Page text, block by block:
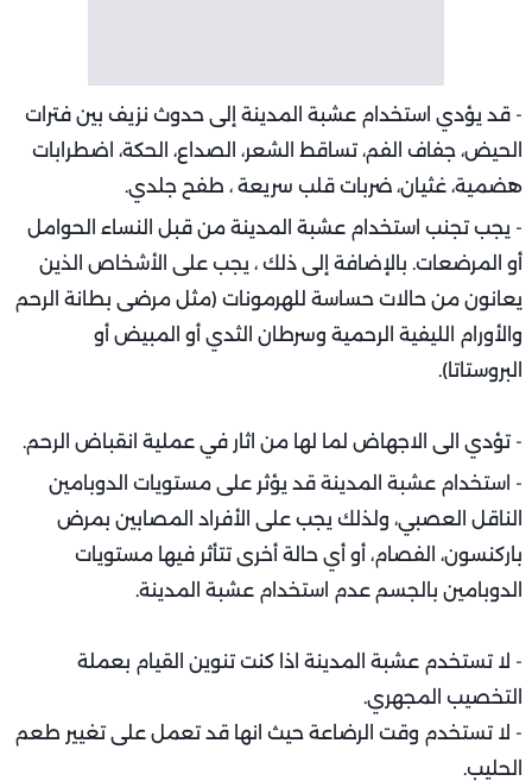
- قد يؤدي استخدام عشبة المدينة إلى حدوث نزيف بين فترات
الحيض، جفاف الفم، تساقط الشعر، الصداع، الحكة، اضطرابات
هضمية، غثيان، ضربات قلب سريعة ، طفح جلدي.
- يجب تجنب استخدام عشبة المدينة من قبل النساء الحوامل
أو المرضعات. بالإضافة إلى ذلك ، يجب على الأشخاص الذين
يعانون من حالات حساسة للهرمونات (مثل مرضى بطانة الرحم
والأورام الليفية الرحمية وسرطان الثدي أو المبيض أو
البروستاتا).
- تؤدي الى الاجهاض لما لها من اثار في عملية انقباض الرحم.
- استخدام عشبة المدينة قد يؤثر على مستويات الدوبامين
الناقل العصبي، ولذلك يجب على الأفراد المصابين بمرض
باركنسون، الفصام، أو أي حالة أخرى تتأثر فيها مستويات
الدوبامين بالجسم عدم استخدام عشبة المدينة.
- لا تستخدم عشبة المدينة اذا كنت تنوين القيام بعملة
التخصيب المجهري.
- لا تستخدم وقت الرضاعة حيث انها قد تعمل على تغيير طعم
الحليب.